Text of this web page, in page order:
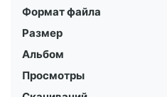
Формат файла
Размер
Альбом
Просмотры